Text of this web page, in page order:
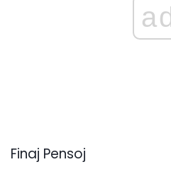
Finaj Pensoj